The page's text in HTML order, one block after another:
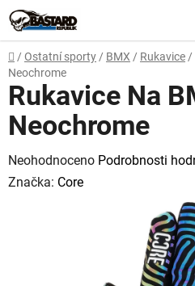
Přejít
na
obsah
Domů
/ Ostatní sporty / BMX / Rukavice /
Neochrome
Rukavice Na
Neochrome
Průměrné
hodnocení
Neohodnoceno Podrobnosti
Značka: Core